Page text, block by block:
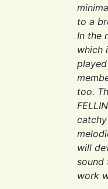
to a
In the
which
too.
will
sound
work